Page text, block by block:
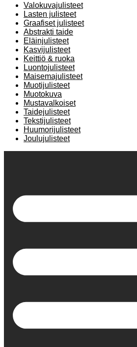
Valokuvajulisteet
Lasten julisteet
Graafiset julisteet
Abstrakti taide
Eläinjulisteet
Kasvijulisteet
Keittiö & ruoka
Luontojulisteet
Maisemajulisteet
Muotijulisteet
Muotokuva
Mustavalkoiset
Taidejulisteet
Tekstijulisteet
Huumorijulisteet
Joulujulisteet